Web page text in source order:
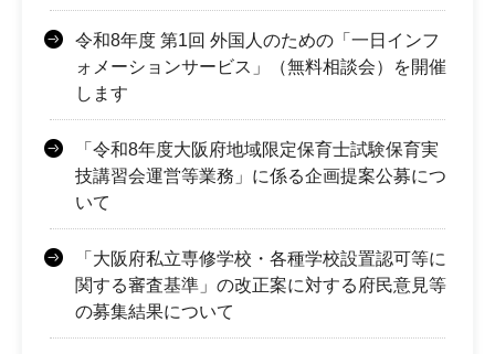
令和8年度 第1回 外国人のための「一日インフ
ォメーションサービス」（無料相談会）を開催
します
「令和8年度大阪府地域限定保育士試験保育実
技講習会運営等業務」に係る企画提案公募につ
いて
「大阪府私立専修学校・各種学校設置認可等に
関する審査基準」の改正案に対する府民意見等
の募集結果について